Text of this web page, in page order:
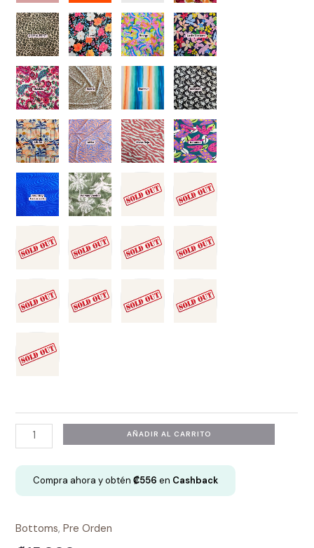
Tanga
Brasilera
-
Maila
cantidad
AÑADIR AL CARRITO
Compra ahora y obtén₡556 en Cashback
Bottoms,Pre Orden